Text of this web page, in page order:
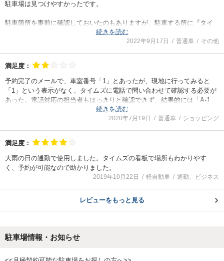
駐車場は見つけやすかったです。
駐車箇所を事前に確認しておいたのもありますが、駐車する所に『タイ
ムズのB』と表示があったので、更にわかりやすかったです。
ただ、かなり荒めの砂利の駐車場だったので、運転に注意が必要だと思
いました。
続きを読む
2022年9月17日 普通車 その他
満足度：
予約完了のメールで、車室番号「1」とあったが、現地に行ってみると
「1」という表示がなく、タイムズに電話で問い合わせて確認する必要が
あった。電話対応の担当者もはっきりと確認できず、結果的には「A-1
タイムズB予約専用」というところがあったので、ここだろうということ
になって、そこを利用した。使えたので良かったのだが、車室番号等は
利用者が迷わないように、正確に表示してほしい。
続きを読む
2020年7月19日 普通車 ショッピング
満足度：
大雨の日の通勤で使用しました。タイムズの看板で場所もわかりやす
く、予約が可能なので助かりました。
2019年10月22日 軽自動車 通勤、ビジネス
レビューをもっと見る
駐車場情報・お知らせ